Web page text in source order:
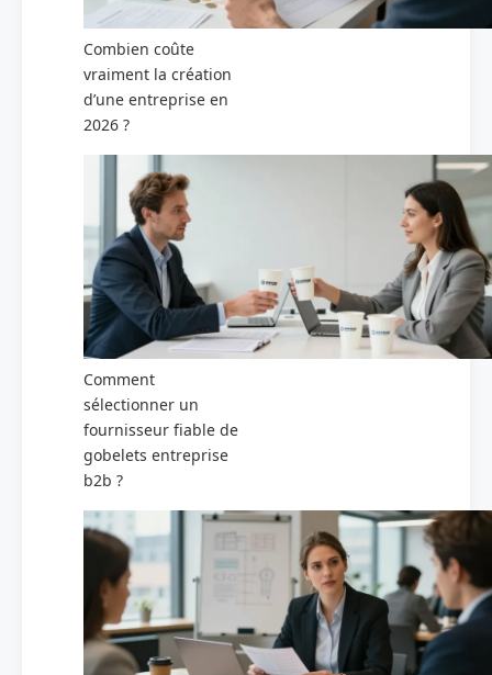
Combien coûte
vraiment la création
d’une entreprise en
2026 ?
Comment
sélectionner un
fournisseur fiable de
gobelets entreprise
b2b ?